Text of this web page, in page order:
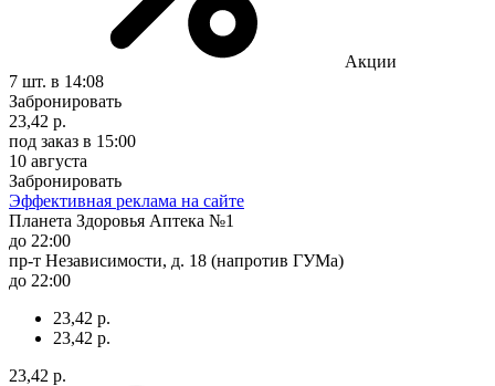
Акции
7 шт. в 14:08
Забронировать
23,42 р.
под заказ в 15:00
10 августа
Забронировать
Эффективная реклама на сайте
Планета Здоровья Аптека №1
до 22:00
пр-т Независимости, д. 18 (напротив ГУМа)
до 22:00
23,42 р.
23,42 р.
23,42 р.